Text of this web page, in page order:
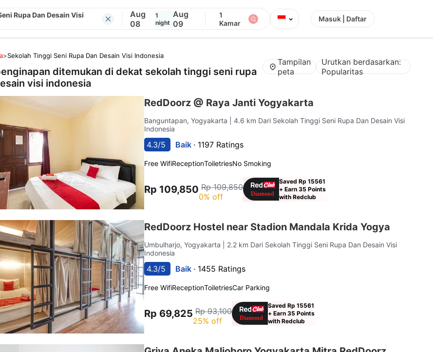
Rupa Dan Desain Visi
Aug
08
1
night
Aug
09
1
Kamar
⌄ Masuk | Daftar
>Sekolah Tinggi Seni Rupa Dan Desain Visi Indonesia
ditemukan di dekat sekolah tinggi seni rupa
visi indonesia
Tampilan
peta
Urutkan berdasarkan:
Popularitas
RedDoorz @ Raya Janti Yogyakarta
Banguntapan, Yogyakarta
| 4.6 km Dari Sekolah Tinggi Seni Rupa Dan Desain Visi
Indonesia
4.3/5 Baik · 1197 Ratings
Free WifiReceptionToiletriesNo Smoking
Rp 109,850 Rp 109,850
0% off
Saved Rp 15561
+ Earn 35 Points
with Redclub
RedDoorz Hostel near Stadion Mandala Krida Yogya
Umbulharjo, Yogyakarta
| 2.2 km Dari Sekolah Tinggi Seni Rupa Dan Desain Visi
Indonesia
4.3/5 Baik · 1455 Ratings
Free WifiReceptionToiletriesCar Parking
Rp 69,825 Rp 93,100
25% off
Saved Rp 15561
+ Earn 35 Points
with Redclub